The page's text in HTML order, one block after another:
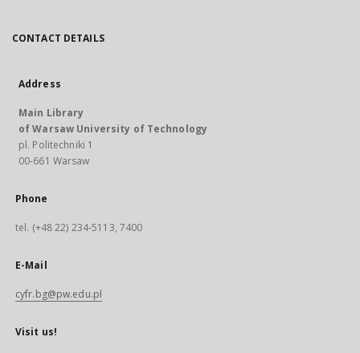
CONTACT DETAILS
Address
Main Library
of Warsaw University of Technology
pl. Politechniki 1
00-661 Warsaw
Phone
tel. (+48 22) 234-5113, 7400
E-Mail
cyfr.bg@pw.edu.pl
Visit us!